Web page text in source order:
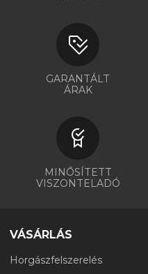
GARANTÁLT
ÁRAK
MINŐSÍTETT
VISZONTELADÓ
VÁSÁRLÁS
Horgászfelszerelés